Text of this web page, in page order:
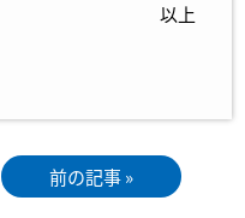
以上
前の記事 »